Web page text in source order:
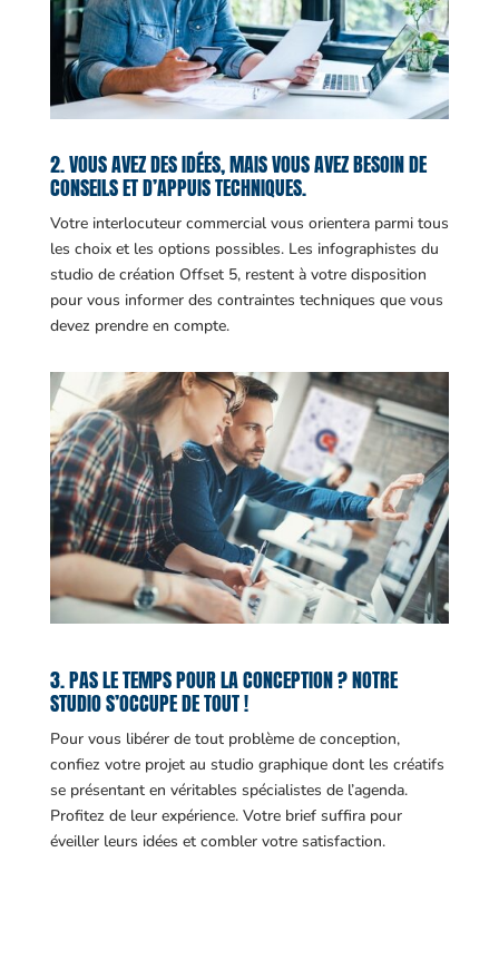
2. VOUS AVEZ DES IDÉES, MAIS VOUS AVEZ BESOIN DE
CONSEILS ET D’APPUIS TECHNIQUES.
Votre interlocuteur commercial vous orientera parmi tous
les choix et les options possibles. Les infographistes du
studio de création Offset 5, restent à votre disposition
pour vous informer des contraintes techniques que vous
devez prendre en compte.
3. PAS LE TEMPS POUR LA CONCEPTION ? NOTRE
STUDIO S’OCCUPE DE TOUT !
Pour vous libérer de tout problème de conception,
confiez votre projet au studio graphique dont les créatifs
se présentant en véritables spécialistes de l’agenda.
Profitez de leur expérience. Votre brief suffira pour
éveiller leurs idées et combler votre satisfaction.